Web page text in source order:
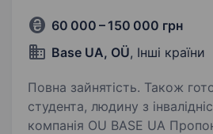
60 000 – 150 000 грн
Base UA, OÜ, Інші країни
Повна зайнятість. Також
студента, людину з
компанія OU BASE UA